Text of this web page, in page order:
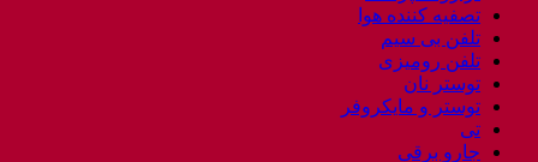
تصفیه کننده هوا
تلفن بی سیم
تلفن رومیزی
توستر نان
توستر و مایکروفر
تی
جارو برقی